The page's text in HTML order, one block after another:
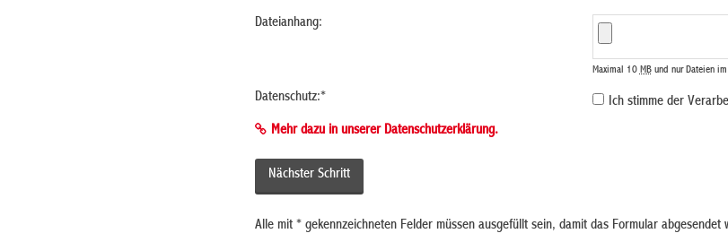
Dateianhang:
Maximal 10 MBund nur Dateien im
Datenschutz:*
Ich stimme der
Mehr dazu in unserer Datenschutzerklärung.
Alle mit *gekennzeichneten Felder müssen ausgefüllt sein, damit das Formular abgesendet